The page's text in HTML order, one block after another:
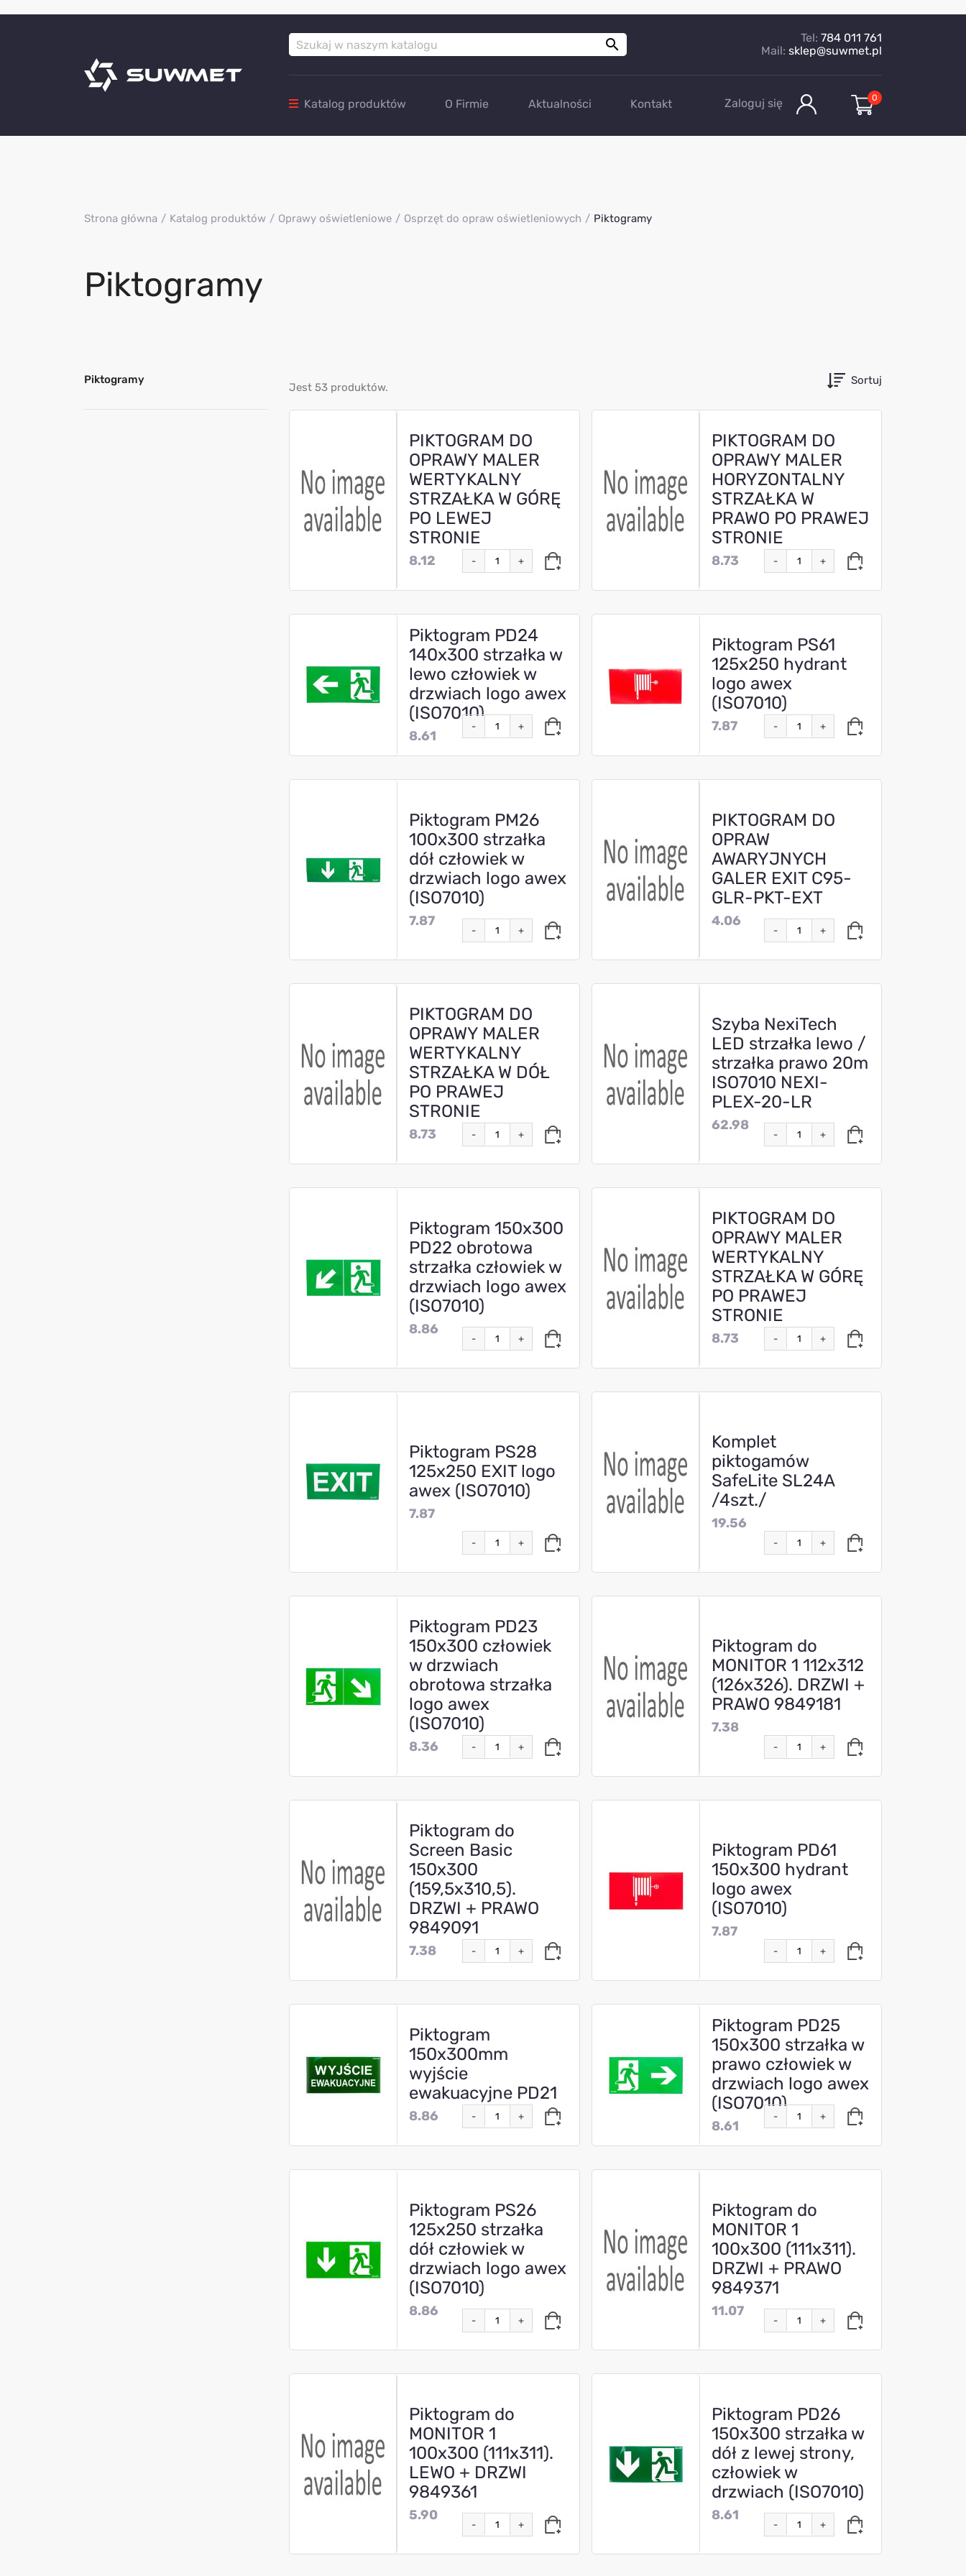
 Tel: 784 011 761
Mail: sklep@suwmet.pl
Katalog produktów O Firmie Aktualności Kontakt Zaloguj się 0
Strona główna Katalog produktów Oprawy oświetleniowe Osprzęt do opraw oświetleniowych Piktogramy
Piktogramy
Piktogramy
Jest 53 produktów.
Sortuj
PIKTOGRAM DO
OPRAWY MALER
WERTYKALNY
STRZAŁKA W GÓRĘ
PO LEWEJ
STRONIE
8.12 - +
PIKTOGRAM DO
OPRAWY MALER
HORYZONTALNY
STRZAŁKA W
PRAWO PO PRAWEJ
STRONIE
8.73 - +
Piktogram PD24
140x300 strzałka w
lewo człowiek w
drzwiach logo awex
(ISO7010)
8.61
- +
Piktogram PS61
125x250 hydrant
logo awex
(ISO7010)
7.87 - +
Piktogram PM26
100x300 strzałka
dół człowiek w
drzwiach logo awex
(ISO7010)
7.87
- +
PIKTOGRAM DO
OPRAW
AWARYJNYCH
GALER EXIT C95-
GLR-PKT-EXT
4.06
- +
PIKTOGRAM DO
OPRAWY MALER
WERTYKALNY
STRZAŁKA W DÓŁ
PO PRAWEJ
STRONIE
8.73 - +
Szyba NexiTech
LED strzałka lewo /
strzałka prawo 20m
ISO7010 NEXI-
PLEX-20-LR
62.98
- +
Piktogram 150x300
PD22 obrotowa
strzałka człowiek w
drzwiach logo awex
(ISO7010)
8.86
- +
PIKTOGRAM DO
OPRAWY MALER
WERTYKALNY
STRZAŁKA W GÓRĘ
PO PRAWEJ
STRONIE
8.73 - +
Piktogram PS28
125x250 EXIT logo
awex (ISO7010)
7.87
- +
Komplet
piktogamów
SafeLite SL24A
/4szt./
19.56
- +
Piktogram PD23
150x300 człowiek
w drzwiach
obrotowa strzałka
logo awex
(ISO7010)
8.36 - +
Piktogram do
MONITOR 1 112x312
(126x326). DRZWI +
PRAWO 9849181
7.38
- +
Piktogram do
Screen Basic
150x300
(159,5x310,5).
DRZWI + PRAWO
9849091
7.38 - +
Piktogram PD61
150x300 hydrant
logo awex
(ISO7010)
7.87
- +
Piktogram
150x300mm
wyjście
ewakuacyjne PD21
8.86 - +
Piktogram PD25
150x300 strzałka w
prawo człowiek w
drzwiach logo awex
(ISO7010)
8.61
- +
Piktogram PS26
125x250 strzałka
dół człowiek w
drzwiach logo awex
(ISO7010)
8.86
- +
Piktogram do
MONITOR 1
100x300 (111x311).
DRZWI + PRAWO
9849371
11.07
- +
Piktogram do
MONITOR 1
100x300 (111x311).
LEWO + DRZWI
9849361
5.90
- +
Piktogram PD26
150x300 strzałka w
dół z lewej strony,
człowiek w
drzwiach (ISO7010)
8.61
- +